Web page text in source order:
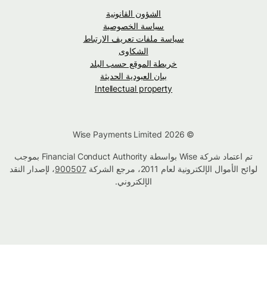
الشؤون القانونية
سياسة الخصوصية
سياسة ملفات تعريف الارتباط
الشكاوى
خريطة الموقع حسب البلد
بيان العبودية الحديثة
Intellectual property
تم اعتماد شركة Wise بواسطة Financial Conduct Authority بموجب
لوائح الأموال الإلكترونية لعام 2011، مرجع الشركة
900507، لإصدار النقد
الإلكتروني.